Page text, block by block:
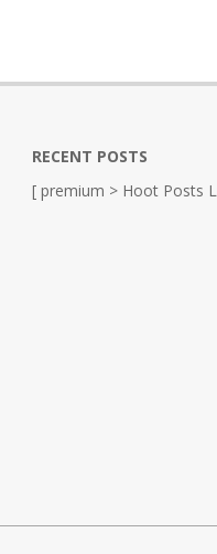
RECENT POSTS
[ premium > Hoot Posts